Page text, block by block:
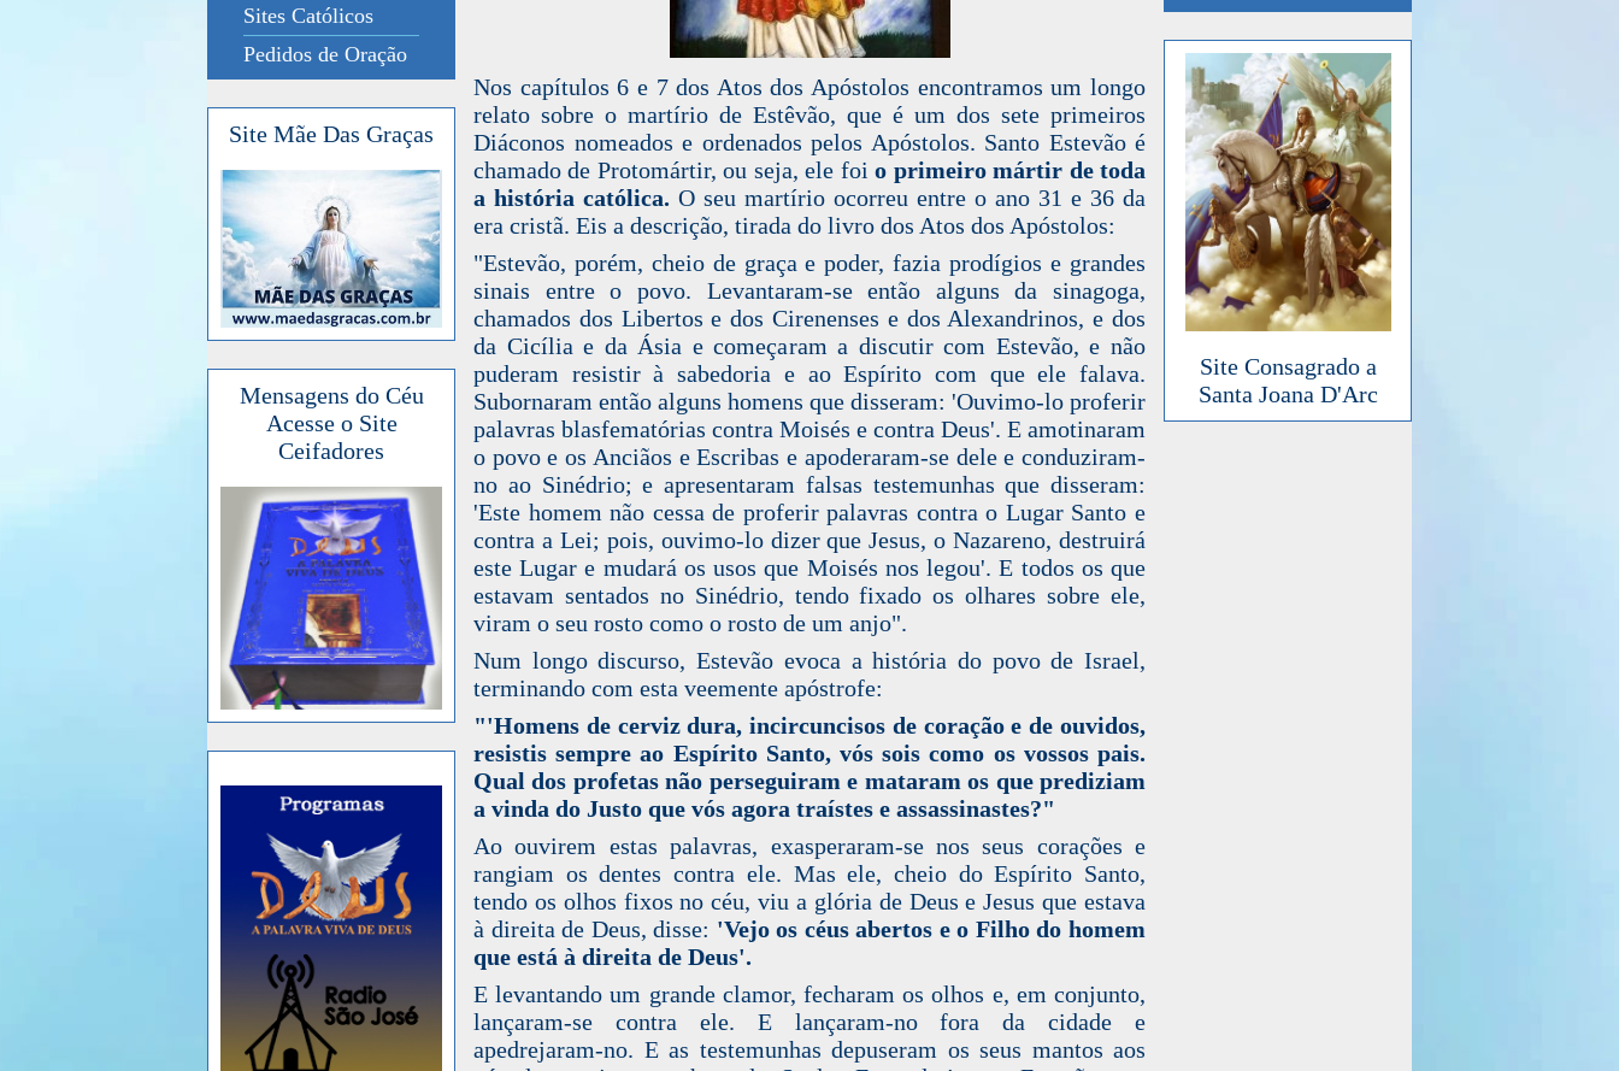
Sites Católicos
Pedidos de Oração
Site Mãe Das Graças
Mensagens do Céu
Acesse o Site
Ceifadores
Nos capítulos 6 e 7 dos Atos dos Apóstolos encontramos um longo
relato sobre o martírio de Estêvão, que é um dos sete primeiros
Diáconos nomeados e ordenados pelos Apóstolos. Santo Estevão é
chamado de Protomártir, ou seja, ele foio primeiro mártir de toda
a história católica. O seu martírio ocorreu entre o ano 31 e 36 da
era cristã. Eis a descrição, tirada do livro dos Atos dos Apóstolos:
"Estevão, porém, cheio de graça e poder, fazia prodígios e grandes
sinais entre o povo. Levantaram-se então alguns da sinagoga,
chamados dos Libertos e dos Cirenenses e dos Alexandrinos, e dos
da Cicília e da Ásia e começaram a discutir com Estevão, e não
puderam resistir à sabedoria e ao Espírito com que ele falava.
Subornaram então alguns homens que disseram: 'Ouvimo-lo proferir
palavras blasfematórias contra Moisés e contra Deus'. E amotinaram
o povo e os Anciãos e Escribas e apoderaram-se dele e conduziram-
no ao Sinédrio; e apresentaram falsas testemunhas que disseram:
'Este homem não cessa de proferir palavras contra o Lugar Santo e
contra a Lei; pois, ouvimo-lo dizer que Jesus, o Nazareno, destruirá
este Lugar e mudará os usos que Moisés nos legou'. E todos os que
estavam sentados no Sinédrio, tendo fixado os olhares sobre ele,
viram o seu rosto como o rosto de um anjo".
Num longo discurso, Estevão evoca a história do povo de Israel,
terminando com esta veemente apóstrofe:
"'Homens de cerviz dura, incircuncisos de coração e de ouvidos,
resistis sempre ao Espírito Santo, vós sois como os vossos pais.
Qual dos profetas não perseguiram e mataram os que prediziam
a vinda do Justo que vós agora traístes e assassinastes?"
Ao ouvirem estas palavras, exasperaram-se nos seus corações e
rangiam os dentes contra ele. Mas ele, cheio do Espírito Santo,
tendo os olhos fixos no céu, viu a glória de Deus e Jesus que estava
à direita de Deus, disse: 'Vejo os céus abertos e o Filho do homem
que está à direita de Deus'.
E levantando um grande clamor, fecharam os olhos e, em conjunto,
lançaram-se contra ele. E lançaram-no fora da cidade e
apedrejaram-no. E as testemunhas depuseram os seus mantos aos
Site Consagrado a
Santa Joana D'Arc